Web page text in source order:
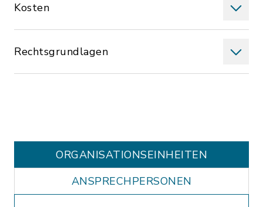
Kosten
Rechtsgrundlagen
ORGANISATIONS­EINHEITEN
ANSPRECHPERSONEN